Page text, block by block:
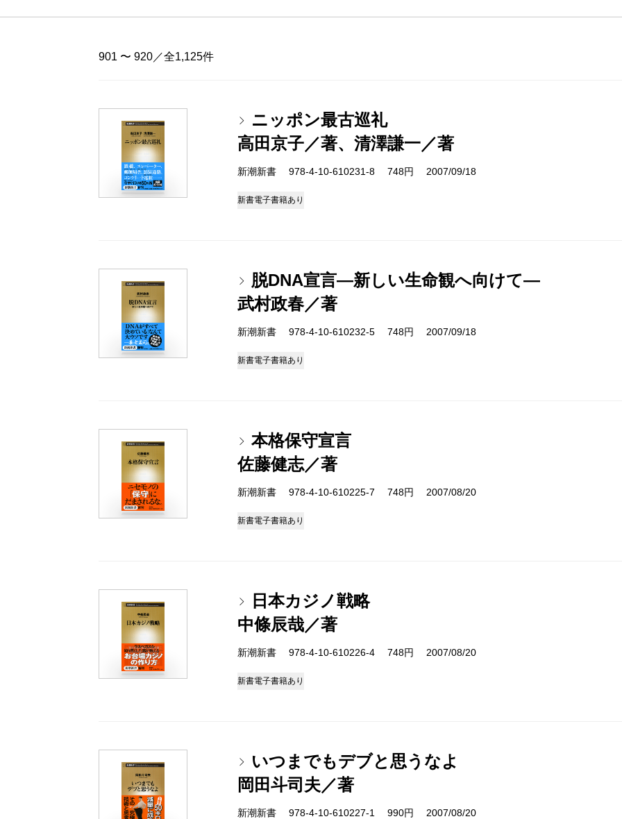
901 〜 920／全1,125件
ニッポン最古巡礼
高田京子／著、清澤謙一／著
新潮新書 978-4-10-610231-8 748円 2007/09/18
新書電子書籍あり
脱DNA宣言―新しい生命観へ向けて―
武村政春／著
新潮新書 978-4-10-610232-5 748円 2007/09/18
新書電子書籍あり
本格保守宣言
佐藤健志／著
新潮新書 978-4-10-610225-7 748円 2007/08/20
新書電子書籍あり
日本カジノ戦略
中條辰哉／著
新潮新書 978-4-10-610226-4 748円 2007/08/20
新書電子書籍あり
いつまでもデブと思うなよ
岡田斗司夫／著
新潮新書 978-4-10-610227-1 990円 2007/08/20